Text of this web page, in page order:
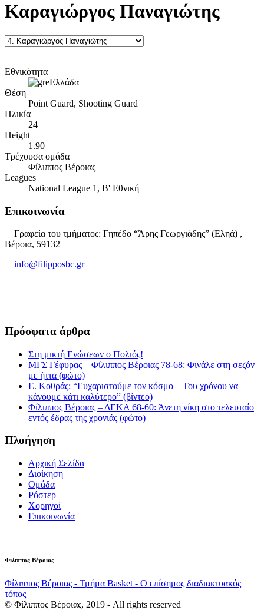
Καραγιώργος Παναγιώτης
Εθνικότητα
Ελλάδα
Θέση
Point Guard, Shooting Guard
Ηλικία
24
Height
1.90
Τρέχουσα ομάδα
Φίλιππος Βέροιας
Leagues
National League 1, Β' Εθνική
Επικοινωνία
Γραφεία του τμήματος: Γηπέδο “Άρης Γεωργιάδης” (Εληά) ,
Βέροια, 59132
info@filipposbc.gr
Πρόσφατα άρθρα
Στη μικτή Ενώσεων ο Πολιός!
ΜΓΣ Γέφυρας – Φίλιππος Βέροιας 78-68: Φινάλε στη σεζόν
με ήττα (φώτο)
Ε. Κοθράς: “Ευχαριστούμε τον κόσμο – Του χρόνου να
κάνουμε κάτι καλύτερο” (βίντεο)
Φίλιππος Βέροιας – ΔΕΚΑ 68-60: Άνετη νίκη στο τελευταίο
εντός έδρας της χρονιάς (φώτο)
Πλοήγηση
Αρχική Σελίδα
Διοίκηση
Ομάδα
Ρόστερ
Χορηγοί
Επικοινωνία
Φιλιππος Βέροιας
Φίλιππος Βέροιας - Τμήμα Basket - Ο επίσημος διαδιακτυακός
τόπος
© Φίλιππος Βέροιας, 2019 - All rights reserved